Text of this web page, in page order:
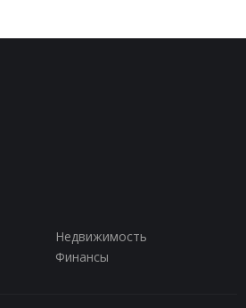
Недвижимость
Финансы